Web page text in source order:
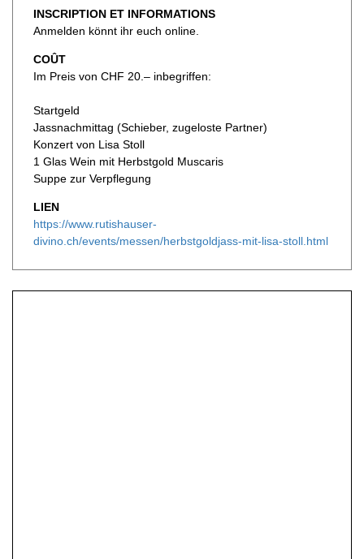
INSCRIPTION ET INFORMATIONS
Anmelden könnt ihr euch online.
COÛT
Im Preis von CHF 20.– inbegriffen:
Startgeld
Jassnachmittag (Schieber, zugeloste Partner)
Konzert von Lisa Stoll
1 Glas Wein mit Herbstgold Muscaris
Suppe zur Verpflegung
LIEN
https://www.rutishauser-
divino.ch/events/messen/herbstgoldjass-mit-lisa-stoll.html